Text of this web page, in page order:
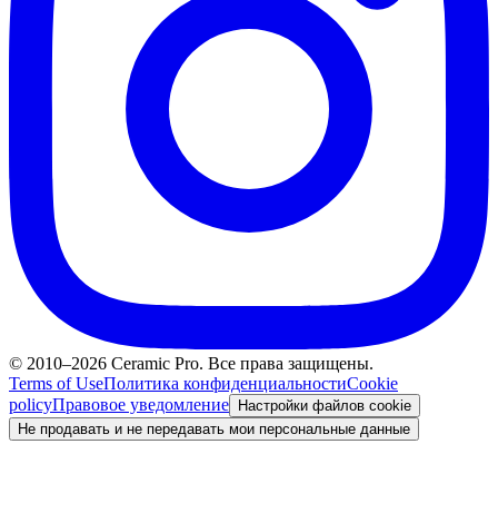
© 2010–2026 Ceramic Pro. Все права защищены.
Terms of UseПолитика конфиденциальностиCookie
policyПравовое уведомление
Настройки файлов cookie
Не продавать и не передавать мои персональные данные